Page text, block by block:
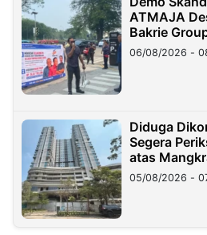
ATMAJA
Bakrie
06/08/2026 -
Diduga
Segera
atas
05/08/2026 -